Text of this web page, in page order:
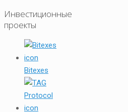
Инвестиционные
проекты
Bitexes